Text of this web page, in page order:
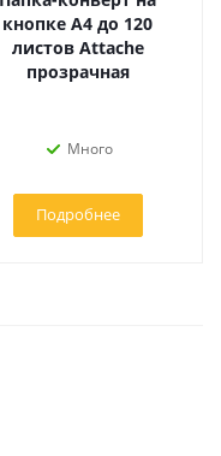
кнопке А4 до 120
листов Attache
прозрачная
Много
Подробнее